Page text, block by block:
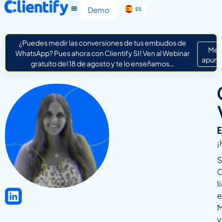
Demo ES
IT
¿Puedes medir las conversiones de tus embudos de
WhatsApp? Pues ahora con Clientify SI! Ven al Webinar
gratuito del 18 de agosto y te lo enseñamos…
Me
y